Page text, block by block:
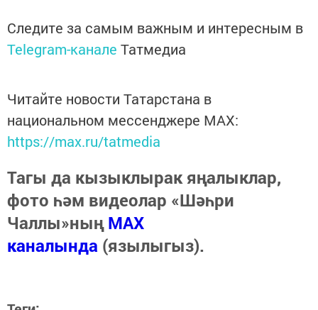
Следите за самым важным и интересным в
Telegram-канале Татмедиа
Читайте новости Татарстана в
национальном мессенджере MАХ:
https://max.ru/tatmedia
Тагы да кызыклырак яңалыклар,
фото һәм видеолар «Шәһри
Чаллы»ныңMAX
каналында (язылыгыз).